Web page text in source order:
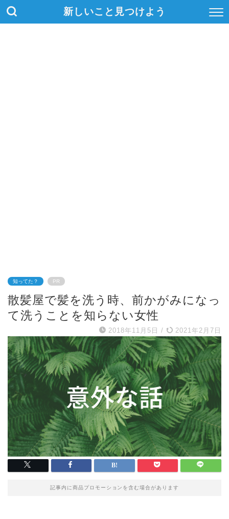
新しいこと見つけよう
知ってた？ PR
散髪屋で髪を洗う時、前かがみになっ
て洗うことを知らない女性
2018年11月5日 / 2021年2月7日
記事内に商品プロモーションを含む場合があります